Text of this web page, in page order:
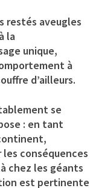
restés aveugles
la
unique,
à
d’ailleurs.
se
: en tant
conséquences
chez les géants
est pertinente